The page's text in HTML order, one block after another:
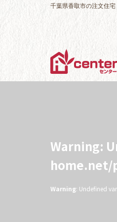
千葉県香取市の注文住
Warning:
Warning: Undefined